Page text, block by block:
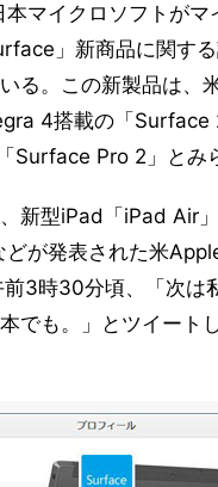
マイクロソフトがマ
」新商品に関す
る。この新製品は、
4搭載の「Surface
Surface Pro 2」とみ
新型iPad「iPad Air
が発表された米
3時30分頃、「次は
でも。」とツイート